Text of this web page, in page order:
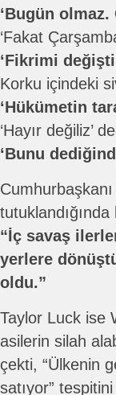
‘Bugün
‘Fakat
‘Fikrimi
Korku içindeki
‘Hükümetin
‘Hayır değiliz’
‘Bunu
Cumhurbaşkanı
tutuklandığında
“İç savaş
yerlere
oldu.”
Taylor Luck ise
asilerin silah
çekti, “Ülkenin
satıyor”